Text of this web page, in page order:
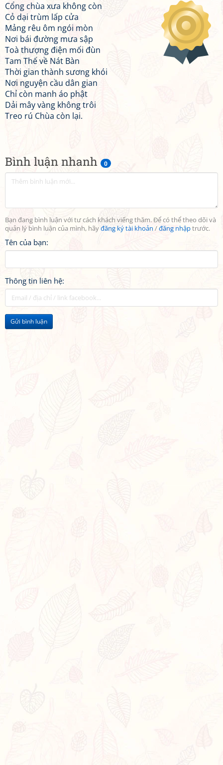
Bình luận nhanh 0
Bạn đang bình luận với tư cách khách viếng thăm. Để có thể theo dõi và
quản lý bình luận của mình, hãyđăng ký tài khoản /đăng nhậptrước.
Tên của bạn:
Thông tin liên hệ:
Gửi bình luận
Cổng chùa xưa không còn
Cỏ dại trùm lấp cửa
Mảng rêu ôm ngói mòn
Nơi bái đường mưa sập
Toà thượng điện mối đùn
Tam Thế về Nát Bàn
Thời gian thành sương khói
Nơi nguyện cầu dân gian
Chỉ còn manh áo phật
Dải mây vàng không trôi
Treo rú Chùa còn lại.